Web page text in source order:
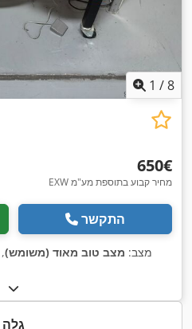
1 /8
‏650 ‏€
EXW מחיר קבוע בתוספת מע"מ
התקשר
מצב: מצב טוב מאוד (משומש)
גלה